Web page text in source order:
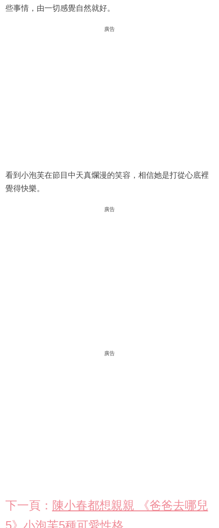
些事情，由一切感覺自然就好。
廣告
看到小泡芙在節目中天真爛漫的笑容，相信她是打從心底裡
覺得快樂。
廣告
廣告
下一頁： 陳小春都想親親 《爸爸去哪兒
5》小泡芙5種可愛性格